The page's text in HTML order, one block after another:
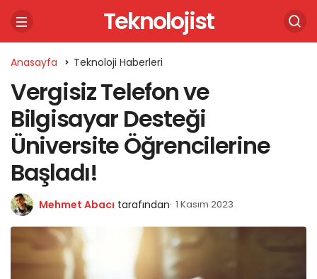
Teknolojist
Anasayfa Teknoloji Haberleri
Vergisiz Telefon ve
Bilgisayar Desteği
Üniversite Öğrencilerine
Başladı!
Mehmet Abacı tarafından 1 Kasım 2023